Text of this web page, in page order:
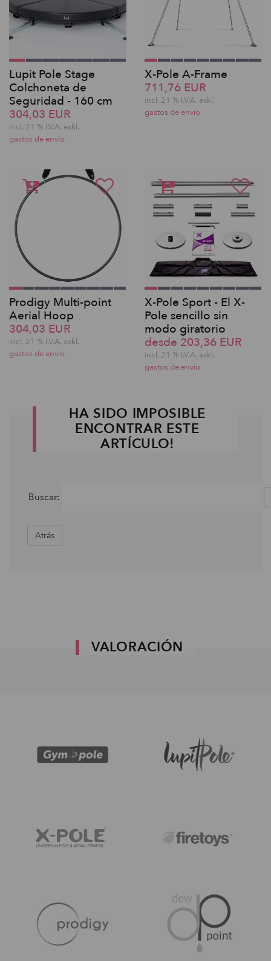
Lupit Pole Stage
Colchoneta de
Seguridad - 160 cm
304,03 EUR
incl. 21 % I.V.A. exkl.
gastos de envio
X-Pole A-Frame
711,76 EUR
incl. 21 % I.V.A. exkl.
gastos de envio
Prodigy Multi-point
Aerial Hoop
304,03 EUR
incl. 21 % I.V.A. exkl.
gastos de envio
X-Pole Sport - El X-
Pole sencillo sin
modo giratorio
desde 203,36 EUR
incl. 21 % I.V.A. exkl.
gastos de envio
HA SIDO IMPOSIBLE
ENCONTRAR ESTE
ARTÍCULO!
Buscar:
Atrás
VALORACIÓN